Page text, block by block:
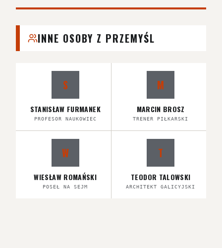
INNE OSOBY Z PRZEMYŚL
S
STANISŁAW FURMANEK
PROFESOR NAUKOWIEC
M
MARCIN BROSZ
TRENER PIŁKARSKI
W
WIESŁAW ROMAŃSKI
POSEŁ NA SEJM
T
TEODOR TALOWSKI
ARCHITEKT GALICYJSKI